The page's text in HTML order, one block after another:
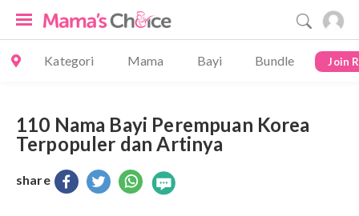
Kategori Mama Bayi Bundle Join
110 Nama Bayi Perempuan Korea
Terpopuler dan Artinya
share